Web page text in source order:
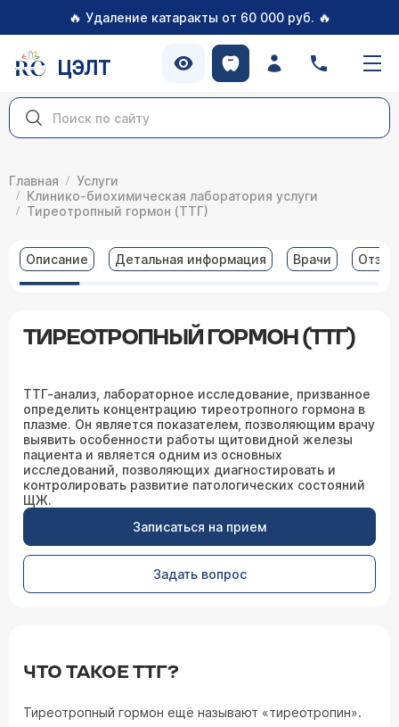
🔥 Удаление катаракты от 60 000 руб. 🔥
ЦЭЛТ
Главная
Услуги
Клинико-биохимическая лаборатория услуги
Тиреотропный гормон (ТТГ)
Описание Детальная информация Врачи
ТИРЕОТРОПНЫЙ ГОРМОН (ТТГ)
ТТГ-анализ, лабораторное исследование, призванное
определить концентрацию тиреотропного гормона в
плазме. Он является показателем, позволяющим врачу
выявить особенности работы щитовидной железы
пациента и является одним из основных
исследований, позволяющих диагностировать и
контролировать развитие патологических состояний
ЩЖ.
Записаться на прием
Задать вопрос
ЧТО ТАКОЕ ТТГ?
Тиреотропный гормон ещё называют «тиреотропин».